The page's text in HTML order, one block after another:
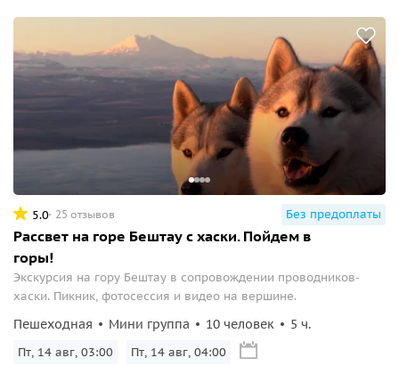
5.0 25 отзывов Без предоплаты
Рассвет на горе Бештау с хаски. Пойдем в
горы!
Экскурсия на гору Бештау в сопровождении проводников-
хаски. Пикник, фотосессия и видео на вершине.
Пешеходная Мини группа 10 человек 5 ч.
Пт, 14 авг, 03:00 Пт, 14 авг, 04:00